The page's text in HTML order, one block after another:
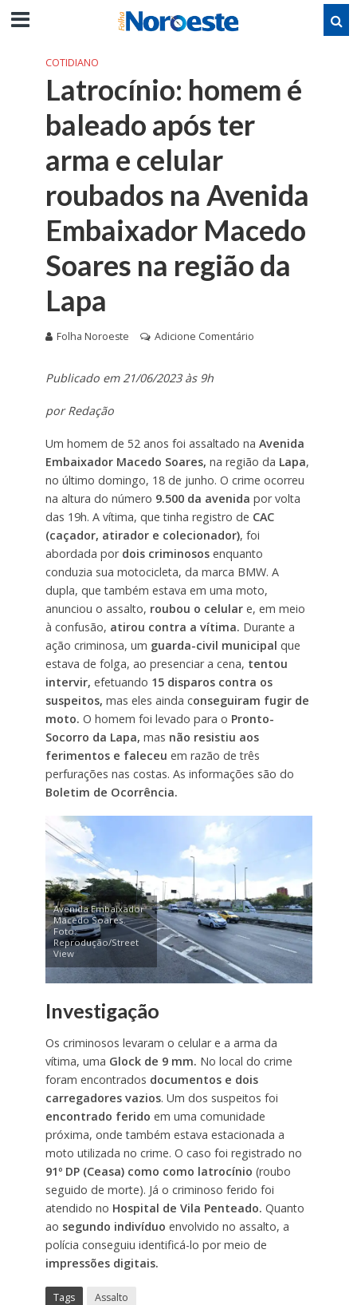
COTIDIANO
Latrocínio: homem é
baleado após ter
arma e celular
roubados na Avenida
Embaixador Macedo
Soares na região da
Lapa
Folha Noroeste Adicione Comentário
Publicado em 21/06/2023 às 9h
por Redação
Um homem de 52 anos foi assaltado na Avenida
Embaixador Macedo Soares, na região da Lapa,
no último domingo, 18 de junho. O crime ocorreu
na altura do número 9.500 da avenida por volta
das 19h. A vítima, que tinha registro de CAC
(caçador, atirador e colecionador), foi
abordada por dois criminososenquanto
conduzia sua motocicleta, da marca BMW. A
dupla, que também estava em uma moto,
anunciou o assalto, roubou o celulare, em meio
à confusão, atirou contra a vítima. Durante a
ação criminosa, um guarda-civil municipal que
estava de folga, ao presenciar a cena, tentou
intervir, efetuando 15 disparos contra os
suspeitos, mas eles ainda conseguiram fugir de
moto. O homem foi levado para o Pronto-
Socorro da Lapa, mas não resistiu aos
ferimentos e faleceu em razão de três
perfurações nas costas. As informações são do
Boletim de Ocorrência.
Avenida Embaixador
Macedo Soares.
Foto:
Reprodução/Street
View
Investigação
Os criminosos levaram o celular e a arma da
vítima, uma Glock de 9 mm. No local do crime
foram encontrados documentos e dois
carregadores vazios. Um dos suspeitos foi
encontrado ferido em uma comunidade
próxima, onde também estava estacionada a
moto utilizada no crime. O caso foi registrado no
91º DP (Ceasa) como como latrocínio (roubo
seguido de morte). Já o criminoso ferido foi
atendido no Hospital de Vila Penteado. Quanto
ao segundo indivíduo envolvido no assalto, a
polícia conseguiu identificá-lo por meio de
impressões digitais.
Tags
Assalto